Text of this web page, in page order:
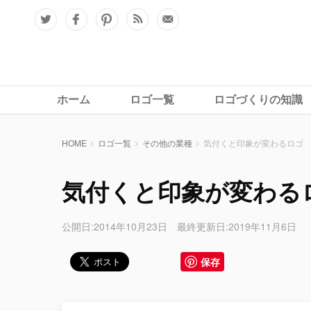
ホーム ロゴ一覧 ロゴづくりの知識
HOME ロゴ一覧 その他の業種 気付くと印象が変わるロゴ
気付くと印象が変わる
公開日:2014年10月23日 最終更新日:2019年11月6日
保存